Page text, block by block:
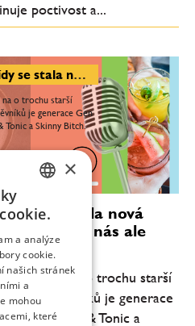
poctivost a...
Filip Žák: Z Národní třídy se stala nová gastrozóna, na champagne se u nás ale práší
o trochu starší
je generace Gen
a Skinny Bitch.
třídy se stala nová
se u nás ale
Priest cílil na o trochu starší
návštěvníků je generace
koktejly Gin & Tonic a
ENGLISH
×
a analýze
cookie.
našich stránek
a
mohou
které